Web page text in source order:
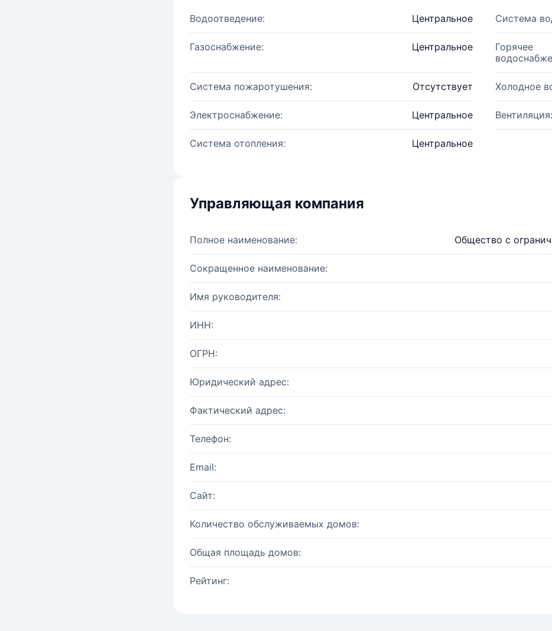
Водоотведение: Центральное Система
Газоснабжение: Центральное
Горячее
Система пожаротушения: Отсутствует Холодное
Электроснабжение: Центральное Вентиляция:
Система отопления: Центральное
Управляющая компания
Полное наименование: Общество с
Сокращенное наименование:
Имя руководителя:
ИНН:
ОГРН:
Юридический адрес:
Фактический адрес:
Телефон:
Email:
Сайт:
Количество обслуживаемых домов:
Общая площадь домов:
Рейтинг: